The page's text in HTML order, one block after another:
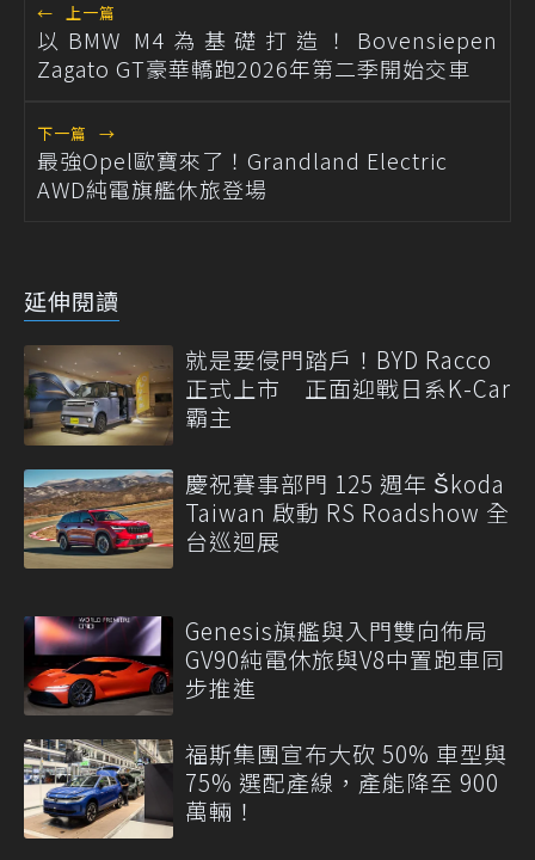
← 上一篇
以BMW M4為基礎打造！Bovensiepen
Zagato GT豪華轎跑2026年第二季開始交車
下一篇 →
最強Opel歐寶來了！Grandland Electric
AWD純電旗艦休旅登場
延伸閱讀
就是要侵門踏戶！BYD Racco
正式上市 正面迎戰日系K-Car
霸主
慶祝賽事部門 125 週年 Škoda
Taiwan 啟動 RS Roadshow 全
台巡迴展
Genesis旗艦與入門雙向佈局
GV90純電休旅與V8中置跑車同
步推進
福斯集團宣布大砍 50% 車型與
75% 選配產線，產能降至 900
萬輛！